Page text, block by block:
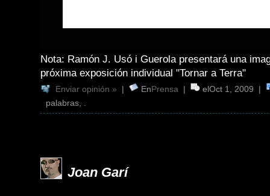
Nota: Ramón J. Usó i Guerola presentará una
próxima exposición individual "Tornar a Terra"
Enviar opinión » | EnPrensa |
elOct 1, 2009 |
palabras, .
Joan Garí